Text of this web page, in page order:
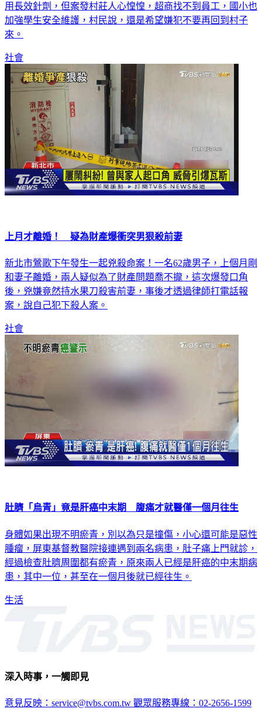
用長效針劑，但案發村莊人心惶惶，超商找不到員工，國小也
加強學生安全維護，村民說，還是希望嫌犯不要再回到村子
來。
社會
上月才離婚！ 疑為財產爆衝突男狠殺前妻
新北市鶯歌下午發生一起兇殺命案！一名62歲男子，上個月剛
和妻子離婚，兩人疑似為了財產問題喬不攏，這次爆發口角
後，兇嫌竟然持水果刀殺害前妻，事後才透過律師打電話報
案，說自己犯下殺人案。
社會
肚臍「烏青」竟是肝癌中末期 腹痛才就醫僅一個月往生
身體如果出現不明瘀青，別以為只是撞傷，小心還可能是惡性
腫瘤，屏東基督教醫院接連遇到兩名病患，肚子痛上門就診，
經過檢查肚臍周圍都有瘀青，原來兩人已經是肝癌的中末期病
患，其中一位，甚至在一個月後就已經往生。
生活
深入時事，一觸即見
意見反映：service@tvbs.com.tw 觀眾服務專線：02-2656-1599